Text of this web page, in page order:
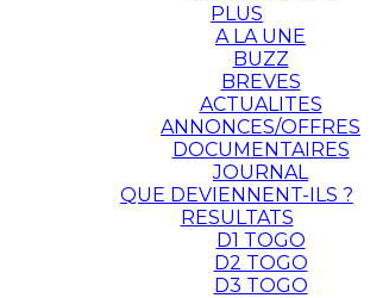
PLUS
A LA UNE
BUZZ
BREVES
ACTUALITES
ANNONCES/OFFRES
DOCUMENTAIRES
JOURNAL
QUE DEVIENNENT-ILS ?
RESULTATS
D1 TOGO
D2 TOGO
D3 TOGO